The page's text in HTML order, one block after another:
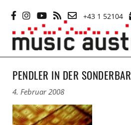
Inhalt
springen
+43 1 52104
PENDLER IN DER SONDERBAR
4. Februar 2008